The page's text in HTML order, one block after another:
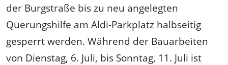
der Burgstraße bis zu neu angelegten
Querungshilfe am Aldi-Parkplatz halbseitig
gesperrt werden. Während der Bauarbeiten
von Dienstag, 6. Juli, bis Sonntag, 11. Juli ist